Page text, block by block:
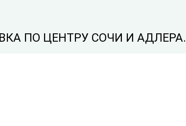
ПО ЦЕНТРУ СОЧИ И АДЛЕРА.